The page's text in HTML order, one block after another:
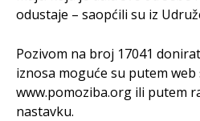
odustaje – saopćili su iz
Pozivom na broj 17041
iznosa moguće su putem web
www.pomoziba.org ili putem
nastavku.